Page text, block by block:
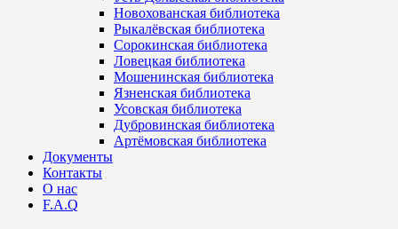
Новохованская библиотека
Рыкалёвская библиотека
Сорокинская библиотека
Ловецкая библиотека
Мошенинская библиотека
Язненская библиотека
Усовская библиотека
Дубровинская библиотека
Артёмовская библиотека
Документы
Контакты
О нас
F.A.Q